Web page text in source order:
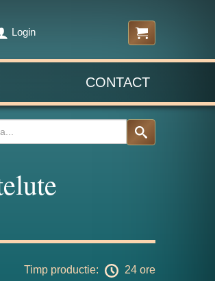
Login
CONTACT
Timp productie: 24 ore